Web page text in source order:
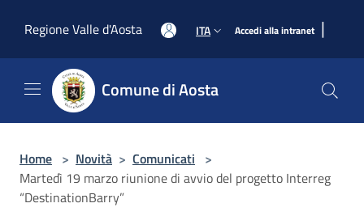
Regione Valle d'Aosta
ITA Accedi alla intranet |
Comune di Aosta
Home > Novità > Comunicati >
Martedì 19 marzo riunione di avvio del progetto Interreg
“DestinationBarry”